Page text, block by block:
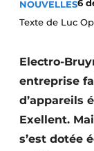
NOUVELLES6
Texte de Luc
Electro-
entreprise
d’appareils
Exellent.
s’est dotée